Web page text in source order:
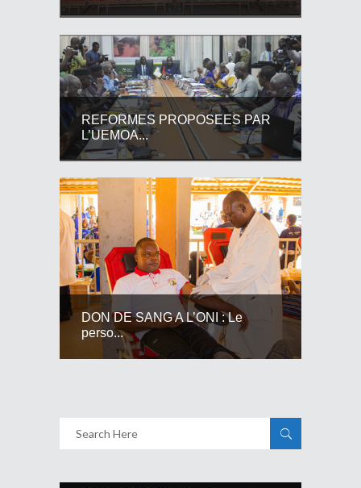
REFORMES PROPOSEES PAR
L’UEMOA...
DON DE SANG A L’ONI : Le
perso...